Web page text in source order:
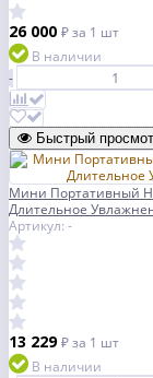
26 000 ₽за 1 шт
В наличии
-
Быстрый
Мини Портативный
Длительное
Артикул: -
13 229₽за 1 шт
В наличии